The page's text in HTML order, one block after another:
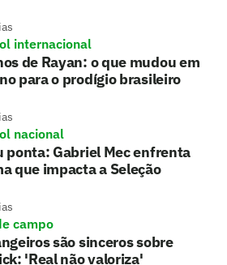
internacional
de Rayan: o que mudou em
para o prodígio brasileiro
nacional
ponta: Gabriel Mec enfrenta
que impacta a Seleção
campo
são sinceros sobre
'Real não valoriza'